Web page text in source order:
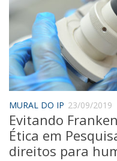
MURAL DO IP 23/09/2019
Evitando
Ética em
direitos para